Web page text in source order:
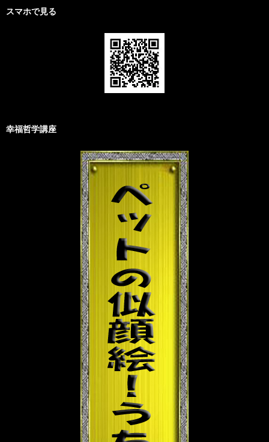
スマホで見る
幸福哲学講座